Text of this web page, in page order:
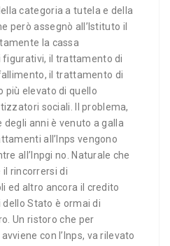
categoria a tutela e della
però assegnò all’Istituto il
la cassa
il trattamento di
il trattamento di
più elevato di quello
sociali. Il problema,
anni è venuto a galla
all’Inps vengono
all’Inpgi no. Naturale che
il rincorrersi di
ed altro ancora il credito
Stato è ormai di
Un ristoro che per
con l’Inps, va rilevato